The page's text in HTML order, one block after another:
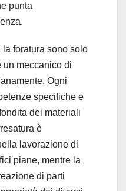
punta
la foratura sono solo
meccanico di
Ogni
specifiche e
dei materiali
è
lavorazione di
piane, mentre la
di parti